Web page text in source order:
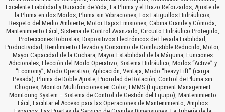
Excelente Fiabilidad y Duración de Vida, La Pluma y el Brazo Reforzados, Ajuste de
la Pluma en dos Modos, Pluma sin Vibraciones, Los Latiguillos Hidráulicos,
Respeto del Medio Ambiente, Motor Bajas Emisiones, Cabina Grande y Cómoda,
Mantenimiento Fácil, Sistema de Control Avanzado, Circuito Hidráulico Protegido,
Protecciones Robustas, Dispositivos Electrónicos de Elevada Fiabilidad,
Productividad, Rendimiento Elevado y Consumo de Combustible Reducido, Motor,
Mayor Capacidad de la Cuchara, Mayor Estabilidad de la Máquina, Funciones
Adicionales, Elección del Modo Operativo, Sistema Hidráulico, Modos “Active” y
“Economy”, Modo Operativo, Aplicación, Ventaja, Modo “heavy Lift” (carga
Pesada), Pluma de Doble Ajuste, Prioridad de Rotación, Control de Pluma sin
Choques, Monitor Multifunciones en Color, EMMS (Equipment Management
Monitoring System – Sistema de Control de Gestión del Equipo), Mantenimiento
Fácil, Facilitar el Acceso para las Operaciones de Mantenimiento, Amplios